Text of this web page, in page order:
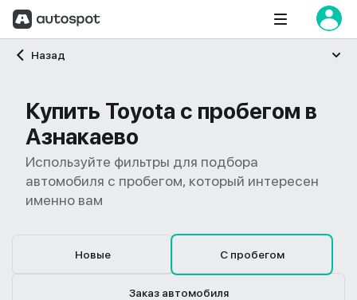
Назад
Главная
Купить Toyota с пробегом в
Азнакаево
Используйте фильтры для подбора
автомобиля с пробегом, который интересен
именно вам
Новые С пробегом
Заказ автомобиля